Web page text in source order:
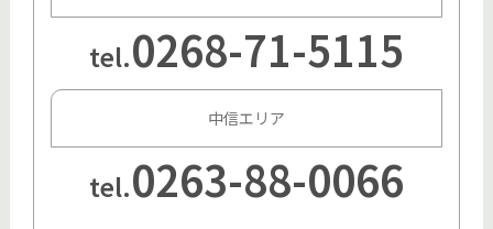
tel.0268-71-5115
中信エリア
tel.0263-88-0066